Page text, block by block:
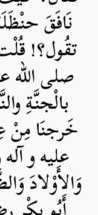
نَافَقَ
تقُول؟!
صلی الله
بالْجنَّةِ
خَرجنَا مِنْ
علیه و
وَالأَوْلادَ